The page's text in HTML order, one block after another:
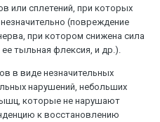
или сплетений, при которых
(повреждение
при котором снижена сила
ее тыльная флексия, и др.).
в виде незначительных
нарушений, небольших
которые не нарушают
к восстановлению